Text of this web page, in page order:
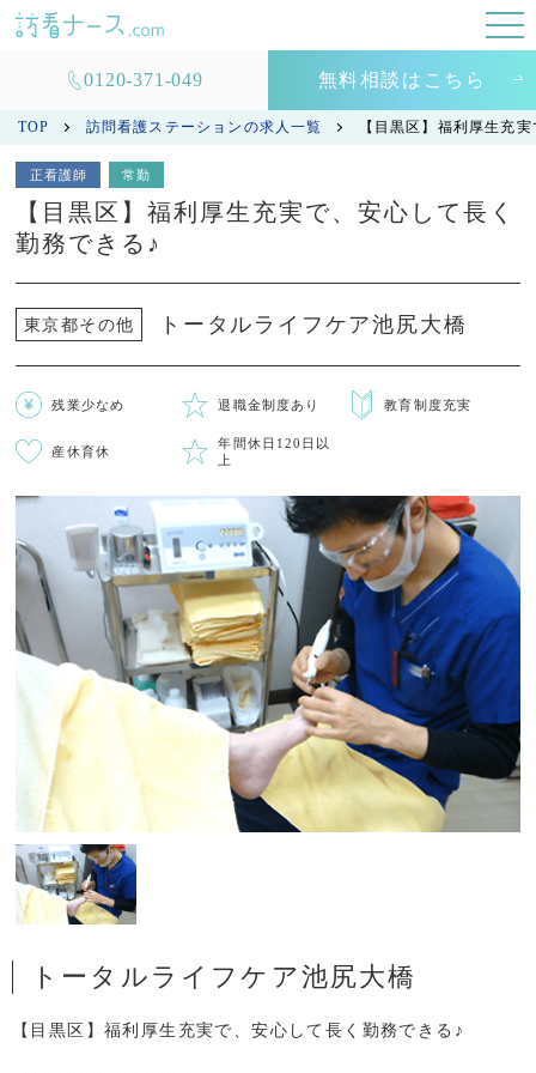
0120-371-049 無料相談はこちら
TOP 訪問看護ステーションの求人一覧 【目黒区】福利厚生充
正看護師 常勤
【目黒区】福利厚生充実で、安心して長く
勤務できる♪
東京都その他 トータルライフケア池尻大橋
残業少なめ 退職金制度あり 教育制度充実
産休育休
年間休日120日以
上
トータルライフケア池尻大橋
【目黒区】福利厚生充実で、安心して長く勤務できる♪